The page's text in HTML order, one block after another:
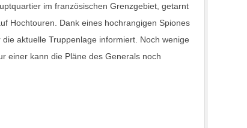
im französischen Grenzgebiet, getarnt
Hochtouren. Dank eines hochrangigen Spiones
aktuelle Truppenlage informiert. Noch wenige
einer kann die Pläne des Generals noch